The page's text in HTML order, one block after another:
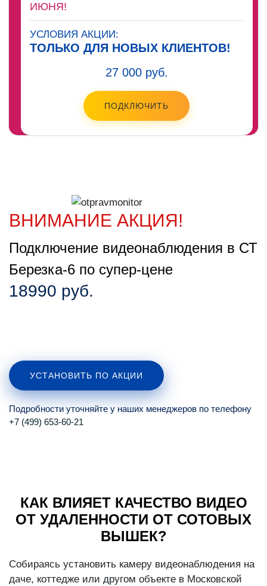
ИЮНЯ!
УСЛОВИЯ АКЦИИ:
ТОЛЬКО ДЛЯ НОВЫХ КЛИЕНТОВ!
27 000 руб.
ПОДКЛЮЧИТЬ
ВНИМАНИЕ АКЦИЯ!
Подключение видеонаблюдения в СТ
Березка-6 по супер-цене
18990 руб.
УСТАНОВИТЬ ПО АКЦИИ
Подробности уточняйте у наших менеджеров по телефону
+7 (499) 653-60-21
КАК ВЛИЯЕТ КАЧЕСТВО ВИДЕО
ОТ УДАЛЕННОСТИ ОТ СОТОВЫХ
ВЫШЕК?
Собираясь установить камеру видеонаблюдения на
даче, коттедже или другом объекте в Московской